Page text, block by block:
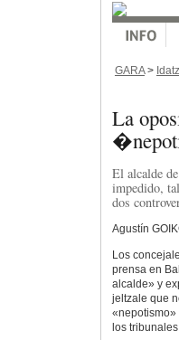
GARA>
La
El alcalde
impedido,
dos
Agustín
Los
prensa en
alcalde» y
jeltzale que
los